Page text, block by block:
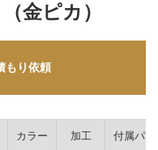
金ピカ）
もり依頼
カラー 加工 付属パー